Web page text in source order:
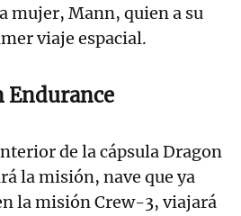
mujer, Mann, quien a su
viaje espacial.
Endurance
de la cápsula Dragon
la misión, nave que ya
la misión Crew-3, viajará